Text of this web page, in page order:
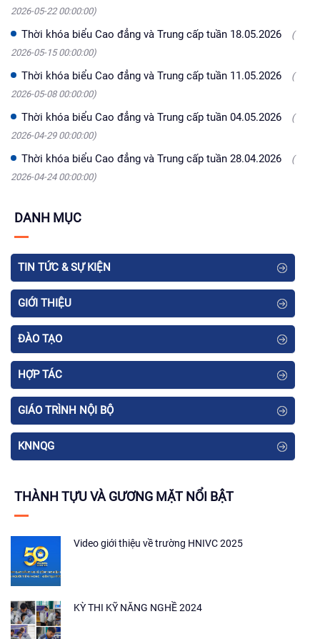
2026-05-22 00:00:00)
Thời khóa biểu Cao đẳng và Trung cấp tuần 18.05.2026
(
2026-05-15 00:00:00)
Thời khóa biểu Cao đẳng và Trung cấp tuần 11.05.2026
(
2026-05-08 00:00:00)
Thời khóa biểu Cao đẳng và Trung cấp tuần 04.05.2026
(
2026-04-29 00:00:00)
Thời khóa biểu Cao đẳng và Trung cấp tuần 28.04.2026
(
2026-04-24 00:00:00)
DANH MỤC
TIN TỨC & SỰ KIỆN
GIỚI THIỆU
ĐÀO TẠO
HỢP TÁC
GIÁO TRÌNH NỘI BỘ
KNNQG
THÀNH TỰU VÀ GƯƠNG MẶT NỔI BẬT
Video giới thiệu về trường HNIVC 2025
KỲ THI KỸ NĂNG NGHỀ 2024